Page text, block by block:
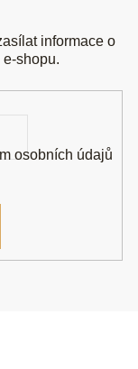
informace o
shopu.
osobních údajů